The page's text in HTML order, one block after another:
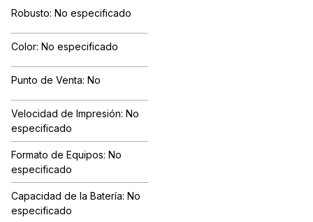
Robusto: No especificado
Color: No especificado
Punto de Venta: No
Velocidad de Impresión: No
especificado
Formato de Equipos: No
especificado
Capacidad de la Batería: No
especificado